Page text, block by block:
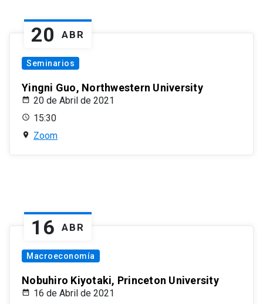
20 ABR
Seminarios
Yingni Guo, Northwestern University
20 de Abril de 2021
15:30
Zoom
16 ABR
Macroeconomía
Nobuhiro Kiyotaki, Princeton University
16 de Abril de 2021